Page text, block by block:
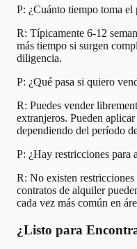
P: ¿Cuánto tiempo toma el
R: Típicamente 6-12
más tiempo si surgen
diligencia.
P: ¿Qué pasa si quiero
R: Puedes vender
extranjeros. Pueden
dependiendo del período
P: ¿Hay restricciones para
R: No existen
contratos de alquiler
cada vez más común en
¿Listo para